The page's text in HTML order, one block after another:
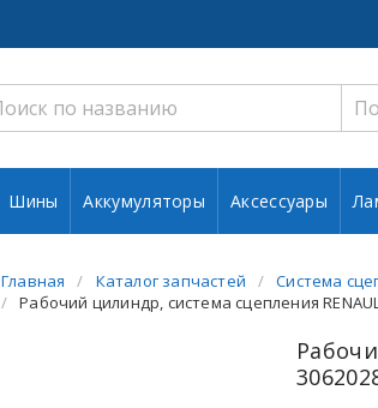
Шины Аккумуляторы Аксессуары
Главная Каталог запчастей
Система
Рабочий цилиндр, система сцепления